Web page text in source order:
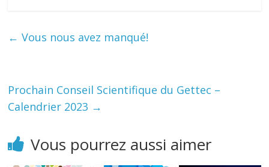
a
t
e
d
← Vous nous avez manqué!
Prochain Conseil Scientifique du Gettec –
Calendrier 2023 →
Vous pourrez aussi aimer